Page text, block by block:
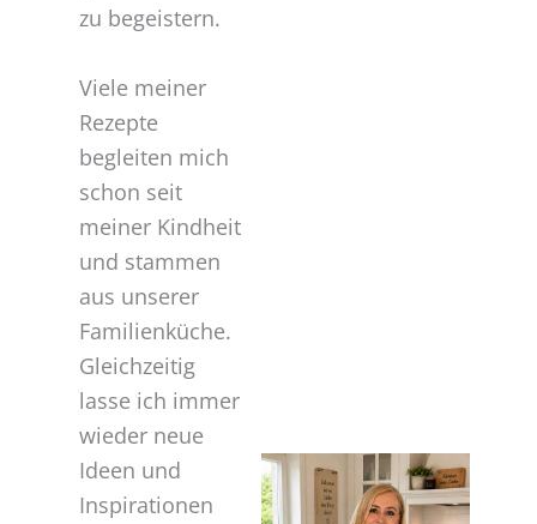
Viele meiner
Rezepte
begleiten mich
schon seit
meiner Kindheit
und stammen
aus unserer
Familienküche.
Gleichzeitig
lasse ich immer
wieder neue
Ideen und
Inspirationen
zu begeistern.